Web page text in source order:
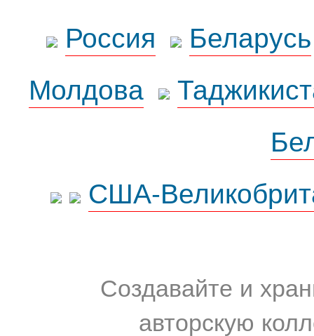
Россия
Беларусь
Молдова
США-
Создавайте и
авторскую